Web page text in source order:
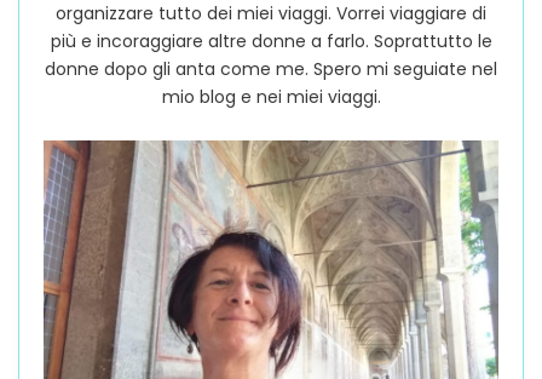
organizzare tutto dei miei viaggi. Vorrei viaggiare di
più e incoraggiare altre donne a farlo. Soprattutto le
donne dopo gli anta come me. Spero mi seguiate nel
mio blog e nei miei viaggi.